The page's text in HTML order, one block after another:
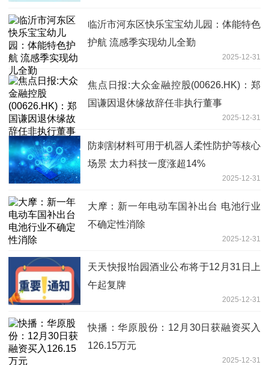
临沂市河东区快乐宝宝幼儿园：体能特色
护航 流感季实现幼儿全勤
2025-12-31
焦点日报:大众金融控股(00626.HK)：郑
国谦因退休缘故辞任非执行董事
2025-12-31
防刺割材料可用于机器人柔性防护等核心
场景 太力科技一度涨超14%
2025-12-31
大摩：新一年电动车国补出台 电池行业
不确定性消除
2025-12-31
天天快报!怡园酒业公布将于12月31日上
午起复牌
2025-12-31
快播：华原股份：12月30日获融资买入
126.15万元
2025-12-31